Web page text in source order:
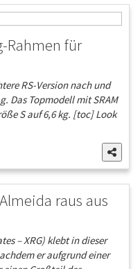
Rahmen für
RS-Version nach und
Das Topmodell mit SRAM
S auf 6,6 kg. [toc] Look
raus aus
– XRG) klebt in dieser
er aufgrund einer